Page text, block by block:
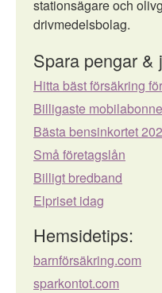
stationsägare och
drivmedelsbolag.
Spara pengar &
Hitta bäst försäkring
Billigaste
Bästa bensinkortet
Små företagslån
Billigt bredband
Elpriset idag
Hemsidetips:
barnförsäkring.com
sparkontot.com